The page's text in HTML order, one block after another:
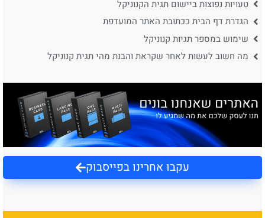
טעויות נפוצות ביישום תגית הקנוניקל
הגדרת דף הבית ככתובת האתר המועדפת
שימוש במספר תגיות קנוניקל
מה חשוב לעשות לאחר שקראת והבנת מהי תגית קנוניקל
עקבו אחרינו בפייסבוק